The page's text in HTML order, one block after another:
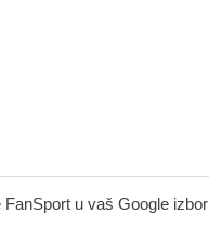
FanSport u vaš Google izbor